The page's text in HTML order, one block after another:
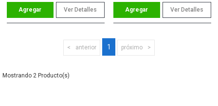
Ver Detalles Ver Detalles
anterior 1 próximo
2